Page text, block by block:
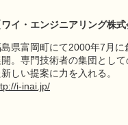
ワイ・エンジニアリング株式
県富岡町にて2000年7月
開。専門技術者の集団とし
しい提案に力を入れる。
i-inai.jp/